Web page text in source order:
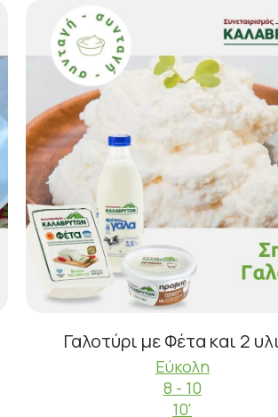
Γαλοτύρι με Φέτα και 2
Εύκολη
8 - 10
10'